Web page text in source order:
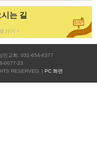
시는 길
가기
민교회. 031-654-6377
0077-23
RESERVED. | PC 화면